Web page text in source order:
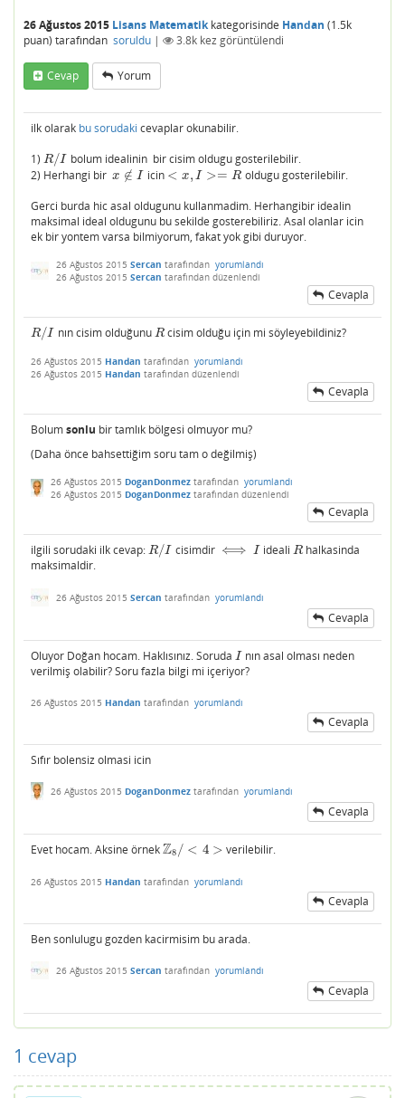
26 Ağustos 2015 Lisans Matematikkategorisinde Handan (1.5k
puan) tarafından soruldu | 3.8k kez görüntülendi
Cevap Yorum
ilk olarak bu sorudaki cevaplar okunabilir.
1) R/I
R/I
bolum idealinin bir cisim oldugu gosterilebilir.
2) Herhangi bir x ∉ I
x∉I icin < x, I >= R
<x I>=R oldugu gosterilebilir.
Gerci burda hic asal oldugunu kullanmadim. Herhangibir idealin
maksimal ideal oldugunu bu sekilde gosterebiliriz. Asal olanlar icin
ek bir yontem varsa bilmiyorum, fakat yok gibi duruyor.
26 Ağustos 2015 Sercan tarafından yorumlandı
26 Ağustos 2015 Sercan tarafından düzenlendi
Cevapla
R/I
R/I nın cisim olduğunu R
R cisim olduğu için mi söyleyebildiniz?
26 Ağustos 2015 Handan tarafından yorumlandı
26 Ağustos 2015 Handan tarafından düzenlendi
Cevapla
Bolumsonlu bir tamlık bölgesi olmuyor mu?
(Daha önce bahsettiğim soru tam o değilmiş)
26 Ağustos 2015 DoganDonmez tarafından yorumlandı
26 Ağustos 2015 DoganDonmez tarafından düzenlendi
Cevapla
ilgili sorudaki ilk cevap: R/I
R/I cisimdir ⟺
⟺ I
I idealiR
R halkasinda
maksimaldir.
26 Ağustos 2015 Sercan tarafından yorumlandı
Cevapla
Oluyor Doğan hocam. Haklısınız. Soruda I
I nın asal olması neden
verilmiş olabilir? Soru fazla bilgi mi içeriyor?
26 Ağustos 2015 Handan tarafından yorumlandı
Cevapla
Sıfır bolensiz olmasi icin
26 Ağustos 2015 DoganDonmez tarafından yorumlandı
Cevapla
Evet hocam. Aksine örnekZ8 / < 4 >
Z8/< 4> verilebilir.
26 Ağustos 2015 Handan tarafından yorumlandı
Cevapla
Ben sonlulugu gozden kacirmisim bu arada.
26 Ağustos 2015 Sercan tarafından yorumlandı
Cevapla
1 cevap